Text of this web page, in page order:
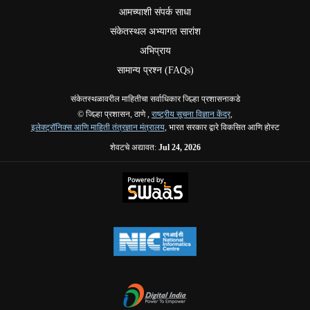
आमच्याशी संपर्क साधा
संकेतस्थल अभ्यागत सारांश
अभिप्राय
सामान्य प्रश्न (FAQs)
संकेतस्थळावरील माहितीचा सर्वाधिकार जिल्हा प्रशासनाकडे
© जिल्हा प्रशासन, ठाणे , राष्ट्रीय सूचना विज्ञान केंद्र,
इलेक्ट्रॉनिक्स आणि माहिती तंत्रज्ञान मंत्रालय, भारत सरकार द्वारे विकसित आणि होस्ट
शेवटचे अद्यावत: Jul 24, 2026